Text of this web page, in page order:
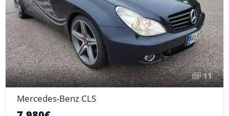
11
Mercedes-Benz CLS